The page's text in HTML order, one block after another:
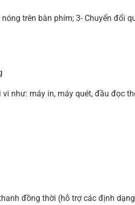
trên bàn phím; 3- Chuyển đổi
như: máy in, máy quét, đầu đọc
đồng thời (hỗ trợ các định